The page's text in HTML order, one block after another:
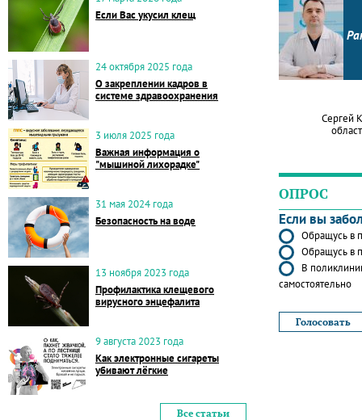
Если Вас укусил клещ
24 октября 2025 года
О закреплении кадров в
системе здравоохранения
3 июля 2025 года
Важная информация о
"мышиной лихорадке"
31 мая 2024 года
Безопасность на воде
13 ноября 2023 года
Профилактика клещевого
вирусного энцефалита
9 августа 2023 года
Как электронные сигареты
убивают лёгкие
Все статьи
Сергей
ОПРОС
Если вы
Обращусь в
Обращусь в
В
самостоятельно